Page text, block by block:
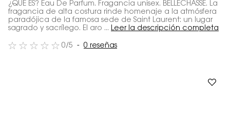
¿QUÉ ES? Eau De Parfum. Fragancia unisex. BELLECHASSE. La
fragancia de alta costura rinde homenaje a la atmósfera
paradójica de la famosa sede de Saint Laurent: un lugar
sagrado y sacrílego. El aro ... Leer la descripción completa
0/5 0 reseñas